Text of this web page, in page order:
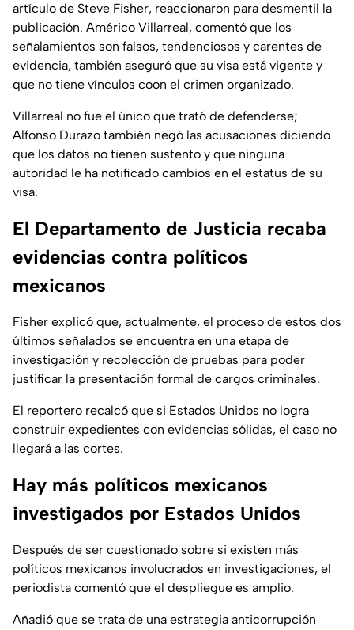
artículo de Steve Fisher, reaccionaron para desmentil la
publicación. Américo Villarreal, comentó que los
señalamientos son falsos, tendenciosos y carentes de
evidencia, también aseguró que su visa está vigente y
que no tiene vínculos coon el crimen organizado.
Villarreal no fue el único que trató de defenderse;
Alfonso Durazo también negó las acusaciones diciendo
que los datos no tienen sustento y que ninguna
autoridad le ha notificado cambios en el estatus de su
visa.
El Departamento de Justicia recaba
evidencias contra políticos
mexicanos
Fisher explicó que, actualmente, el proceso de estos dos
últimos señalados se encuentra en una etapa de
investigación y recolección de pruebas para poder
justificar la presentación formal de cargos criminales.
El reportero recalcó que si Estados Unidos no logra
construir expedientes con evidencias sólidas, el caso no
llegará a las cortes.
Hay más políticos mexicanos
investigados por Estados Unidos
Después de ser cuestionado sobre si existen más
políticos mexicanos involucrados en investigaciones, el
periodista comentó que el despliegue es amplio.
Añadió que se trata de una estrategia anticorrupción